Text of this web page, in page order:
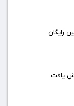
رایگان
یافت